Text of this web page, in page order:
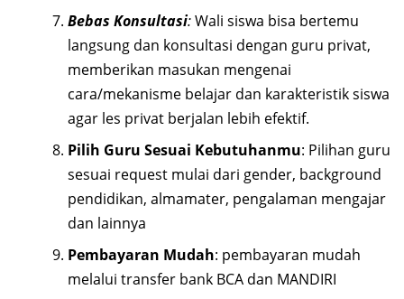
Bebas Konsultasi:Wali siswa bisa bertemu
langsung dan konsultasi dengan guru privat,
memberikan masukan mengenai
cara/mekanisme belajar dan karakteristik siswa
agar les privat berjalan lebih efektif.
Pilih Guru Sesuai Kebutuhanmu: Pilihan guru
sesuai request mulai dari gender, background
pendidikan, almamater, pengalaman mengajar
dan lainnya
Pembayaran Mudah: pembayaran mudah
melalui transfer bank BCA dan MANDIRI